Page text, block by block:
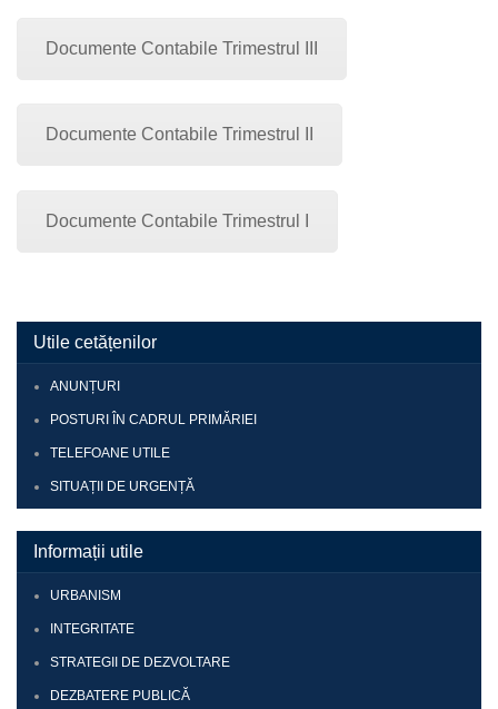
Documente Contabile Trimestrul III
Documente Contabile Trimestrul II
Documente Contabile Trimestrul I
Utile cetățenilor
ANUNȚURI
POSTURI ÎN CADRUL PRIMĂRIEI
TELEFOANE UTILE
SITUAȚII DE URGENȚĂ
Informații utile
URBANISM
INTEGRITATE
STRATEGII DE DEZVOLTARE
DEZBATERE PUBLICĂ